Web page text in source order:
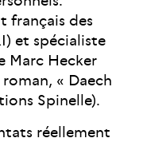
français des
et spécialiste
Marc Hecker
« Daech
Spinelle).
réellement